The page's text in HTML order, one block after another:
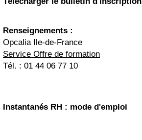
Renseignements :
Opcalia Ile-de-France
Service Offre de formation
Tél. : 01 44 06 77 10
Instantanés RH : mode d'emploi